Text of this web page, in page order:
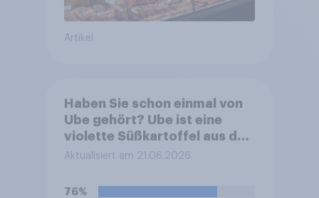
Artikel
Haben Sie schon einmal von
Ube gehört? Ube ist eine
violette Süßkartoffel aus den
Philippinen, die häufig zum
von Süßspeisen verwendet
Aktualisiert am 21.06.2026
76%